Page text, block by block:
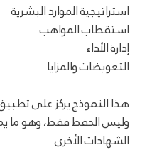
استراتيجية الموارد البشرية
استقطاب المواهب
إدارة الأداء
التعويضات والمزايا
هذا النموذج يركز على
الشهادات الأخرى